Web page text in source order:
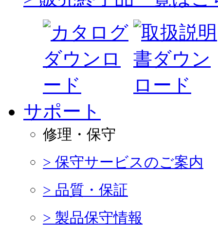
サポート
修理・保守
> 保守サービスのご案内
> 品質・保証
> 製品保守情報